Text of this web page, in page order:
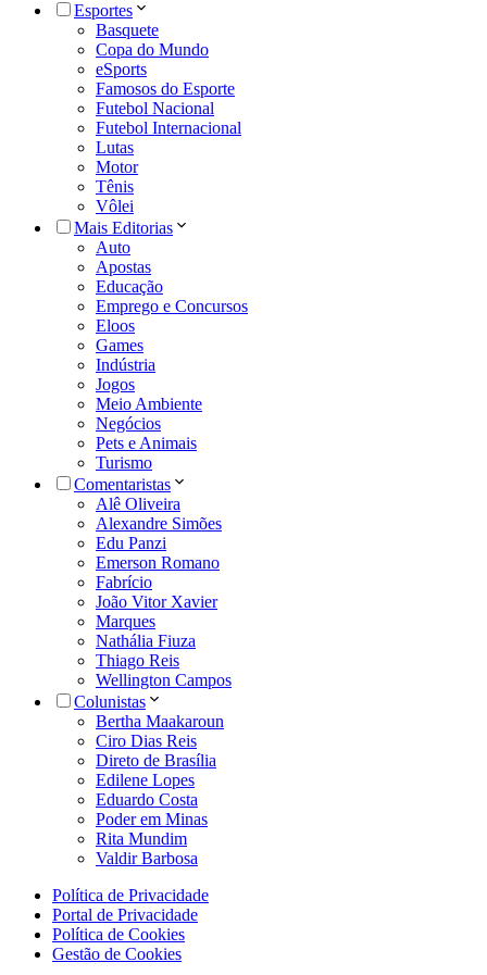
Esportes
Basquete
Copa do Mundo
eSports
Famosos do Esporte
Futebol Nacional
Futebol Internacional
Lutas
Motor
Tênis
Vôlei
Mais Editorias
Auto
Apostas
Educação
Emprego e Concursos
Eloos
Games
Indústria
Jogos
Meio Ambiente
Negócios
Pets e Animais
Turismo
Comentaristas
Alê Oliveira
Alexandre Simões
Edu Panzi
Emerson Romano
Fabrício
João Vitor Xavier
Marques
Nathália Fiuza
Thiago Reis
Wellington Campos
Colunistas
Bertha Maakaroun
Ciro Dias Reis
Direto de Brasília
Edilene Lopes
Eduardo Costa
Poder em Minas
Rita Mundim
Valdir Barbosa
Política de Privacidade
Portal de Privacidade
Política de Cookies
Gestão de Cookies